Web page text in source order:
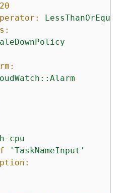
20
cpu
'TaskNameInput'